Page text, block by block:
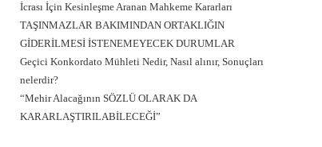
İcrası İçin Kesinleşme Aranan Mahkeme Kararları
TAŞINMAZLAR BAKIMINDAN ORTAKLIĞIN
GİDERİLMESİ İSTENEMEYECEK DURUMLAR
Geçici Konkordato Mühleti Nedir, Nasıl alınır, Sonuçları
nelerdir?
“Mehir Alacağının SÖZLÜ OLARAK DA
KARARLAŞTIRILABİLECEĞİ”